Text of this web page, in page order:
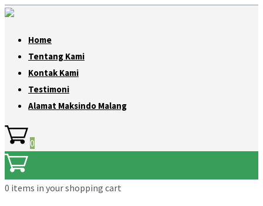
Home
Tentang Kami
Kontak Kami
Testimoni
Alamat Maksindo Malang
0
0 items in your shopping cart